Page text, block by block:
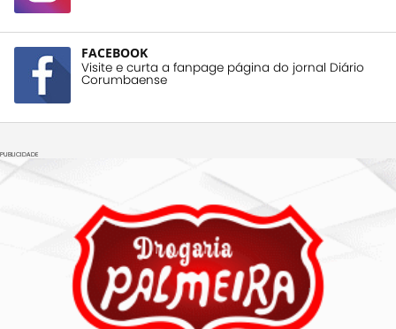
FACEBOOK
Visite e curta a fanpage página do jornal Diário
Corumbaense
PUBLICIDADE